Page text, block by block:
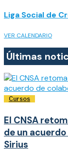
Liga Social de
VER CALENDARIO
Últimas
Cursos
El CNSA
de un
Sirius